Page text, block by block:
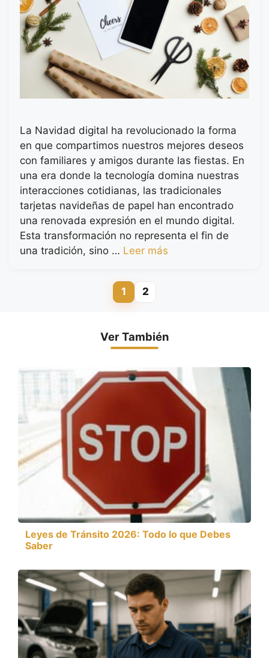
La Navidad digital ha revolucionado la forma
en que compartimos nuestros mejores deseos
con familiares y amigos durante las fiestas. En
una era donde la tecnología domina nuestras
interacciones cotidianas, las tradicionales
tarjetas navideñas de papel han encontrado
una renovada expresión en el mundo digital.
Esta transformación no representa el fin de
una tradición, sino … Leer más
Página
1 Página
2
Ver También
Leyes de Tránsito 2026: Todo lo que Debes
Saber